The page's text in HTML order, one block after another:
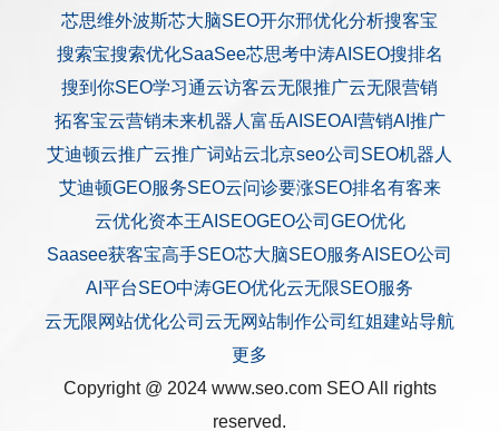
芯思维外波斯芯大脑SEO开尔邢优化分析搜客宝
搜索宝搜索优化SaaSee芯思考中涛AISEO搜排名
搜到你SEO学习通云访客云无限推广云无限营销
拓客宝云营销未来机器人 富岳AISEOAI营销AI推广
艾迪顿云推广云推广词站云北京seo公司 SEO机器人
艾迪顿GEO服务SEO云问诊要涨SEO排名有客来
云优化资本王AISEOGEO公司 GEO优化
Saasee获客宝高手SEO芯大脑SEO服务AISEO公司
AI平台SEO中涛GEO优化云无限SEO服务
云无限网站优化公司 云无网站制作公司 红姐建站导航
更多
Copyright @ 2024 www.seo.com SEOAll rights
reserved.